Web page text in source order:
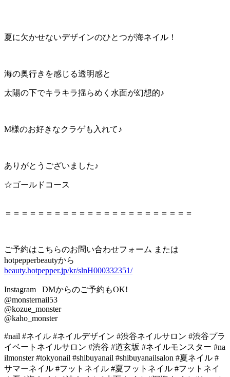
夏に欠かせないデザインのひとつが海ネイル！
海の奥行きを感じる透明感と
太陽の下でキラキラ揺らめく水面が幻想的♪
M様のお好きなクラゲも入れて♪
ありがとうございました♪
☆ゴールドコース
＝＝＝＝＝＝＝＝＝＝＝＝＝＝＝＝＝＝＝＝＝＝＝
ご予約はこちらのお問い合わせフォーム または
hotpepperbeautyから
beauty.hotpepper.jp/kr/slnH000332351/
Instagram DMからのご予約もOK!
@monsternail53
@kozue_monster
@kaho_monster
#nail #ネイル #ネイルデザイン #渋谷ネイルサロン #渋谷プラ
イベートネイルサロン #渋谷 #道玄坂 #ネイルモンスター #na
ilmonster #tokyonail #shibuyanail #shibuyanailsalon #夏ネイル #
サマーネイル #フットネイル #夏フットネイル #フットネイ